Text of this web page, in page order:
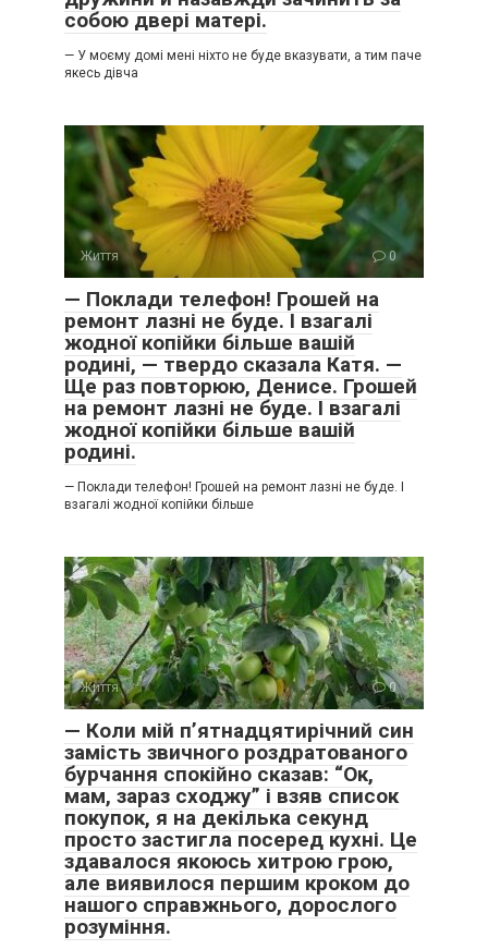
собою двері матері.
— У моєму домі мені ніхто не буде вказувати, а тим паче
якесь дівча
Життя 0
— Поклади телефон! Грошей на
ремонт лазні не буде. І взагалі
жодної копійки більше вашій
родині, — твердо сказала Катя. —
Ще раз повторюю, Денисе. Грошей
на ремонт лазні не буде. І взагалі
жодної копійки більше вашій
родині.
— Поклади телефон! Грошей на ремонт лазні не буде. І
взагалі жодної копійки більше
Життя 0
— Коли мій п’ятнадцятирічний син
замість звичного роздратованого
бурчання спокійно сказав: “Ок,
мам, зараз сходжу” і взяв список
покупок, я на декілька секунд
просто застигла посеред кухні. Це
здавалося якоюсь хитрою грою,
але виявилося першим кроком до
нашого справжнього, дорослого
розуміння.